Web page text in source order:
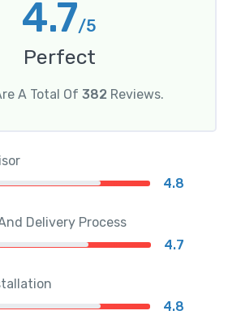
4.7/5
Perfect
A Total Of 382 Reviews.
4.8
Delivery Process
4.7
4.8